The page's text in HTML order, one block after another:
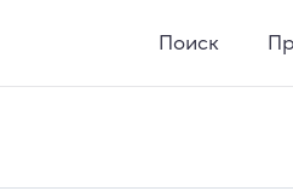
Поиск